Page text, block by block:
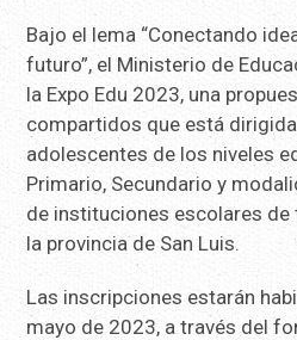
Bajo el lema “Conectando
futuro”, el Ministerio de
la Expo Edu 2023, una
compartidos que está
adolescentes de los niveles
Primario, Secundario y
de instituciones escolares
la provincia de San Luis.
Las inscripciones estarán
mayo de 2023, a través del